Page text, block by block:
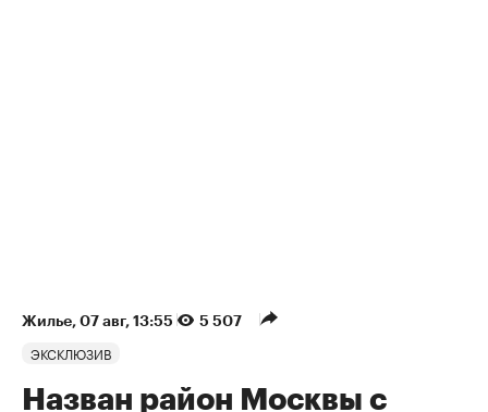
Жилье⁠, 07 авг, 13:55 5 507
ЭКСКЛЮЗИВ
Назван район Москвы с